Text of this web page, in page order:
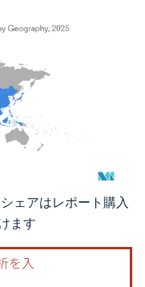
の表示が必要です。
ェアはレポート購入
ます